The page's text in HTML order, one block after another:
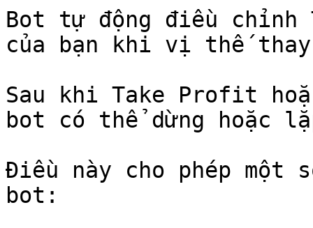
Bot tự động điều chỉnh
của bạn khi vị thế
Sau khi Take Profit
bot có thể dừng hoặc
Điều này cho phép một
bot: